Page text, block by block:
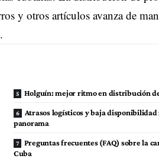
y otros artículos avanza de
Holguín: mejor ritmo en distribución
Atrasos logísticos y baja disponibilidad
panorama
Preguntas frecuentes (FAQ) sobre la
Cuba